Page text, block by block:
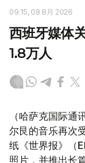
09:15, 08 8月 2026
西班牙媒体
1.8万人
（哈萨克国际通
尔艮的音乐再次
纸《世界报》（
照片，并推出长